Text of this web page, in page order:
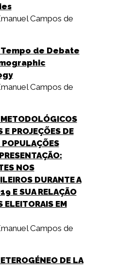
Campos de
Tempo de Debate
Campos de
METODOLÓGICOS
E PROJEÇÕES DE
NOS
DURANTE A
E SUA RELAÇÃO
ELEITORAIS EM
Campos de
DE LA